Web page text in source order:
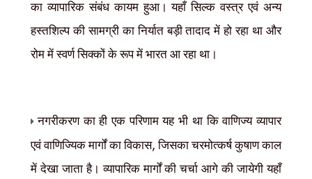
का व्यापारिक संबंध कायम हुआ। यहाँ सिल्क वस्त्र एवं अन्य
हस्तशिल्प की सामग्री का निर्यात बड़ी तादाद में हो रहा था और
रोम में स्वर्ण सिक्कों के रूप में भारत आ रहा था।
नगरीकरण का ही एक परिणाम यह भी था कि वाणिज्य व्यापार
एवं वाणिज्यिक मार्गों का विकास,जिसका चरमोत्कर्ष कुषाण काल
में देखा जाता है। व्यापारिक मार्गों की चर्चा आगे की जायेगी यहाँ